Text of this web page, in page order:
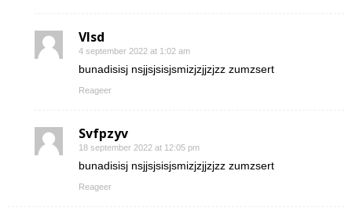
Vlsd
4 september 2022 at 1:02 am
bunadisisj nsjjsjsisjsmizjzjjzjzz zumzsert
Reageer
Svfpzyv
18 september 2022 at 12:05 pm
bunadisisj nsjjsjsisjsmizjzjjzjzz zumzsert
Reageer